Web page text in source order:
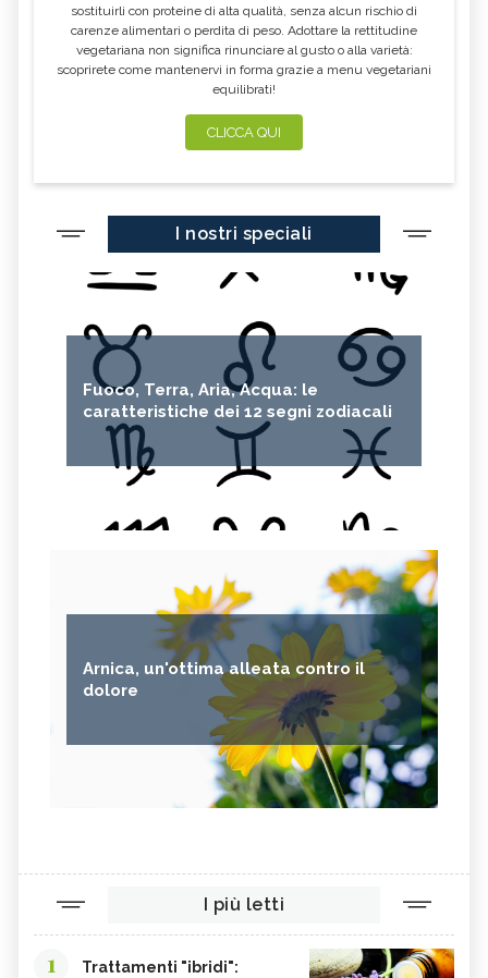
sostituirli con proteine di alta qualità, senza alcun rischio di
carenze alimentari o perdita di peso. Adottare la rettitudine
vegetariana non significa rinunciare al gusto o alla varietà:
scoprirete come mantenervi in forma grazie a menu vegetariani
equilibrati!
CLICCA QUI
I nostri speciali
Fuoco, Terra, Aria, Acqua: le
caratteristiche dei 12 segni zodiacali
Arnica, un'ottima alleata contro il
dolore
I più letti
1
Trattamenti "ibridi":